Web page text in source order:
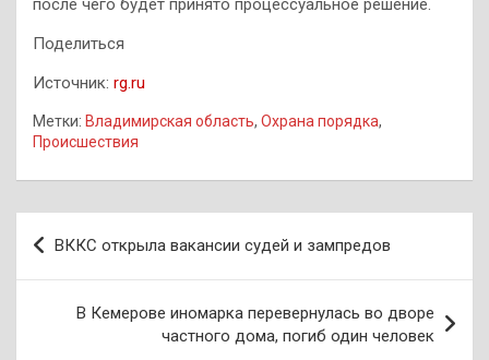
после чего будет принято процессуальное решение.
Поделиться
Источник: rg.ru
Метки: Владимирская область, Охрана порядка,
Происшествия
Навигация
по
записям
ВККС открыла вакансии судей и зампредов
В Кемерове иномарка перевернулась во дворе
частного дома, погиб один человек